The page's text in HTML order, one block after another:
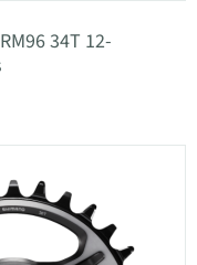
34T 12-